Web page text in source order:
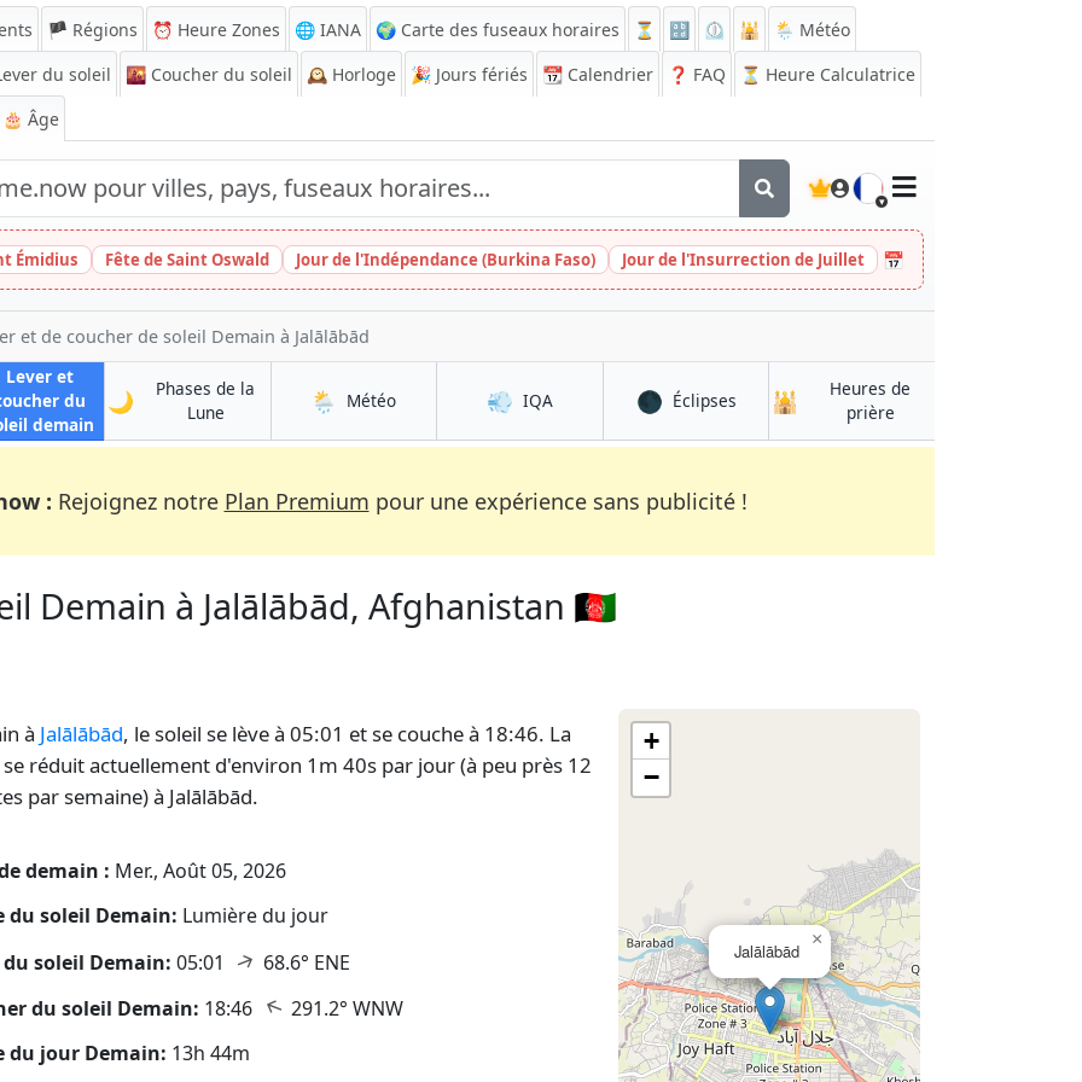
🏴 Régions ⏰ Heure Zones 🌐 IANA 🌍 Carte des fuseaux horaires ⏳ 🔡 ⏲️ 🕌
🌦️ Météo
du soleil 🌇 Coucher du soleil 🕰️ Horloge 🎉 Jours fériés 📆 Calendrier ❓ FAQ
⏳ Heure Calculatrice
🎂 Âge
🇫🇷
Émidius Fête de Saint Oswald Jour de l'Indépendance (Burkina Faso) Jour de l'Insurrection de Juillet 📅
et de coucher de soleil Demain à Jalālābād
Lever et
du
demainà Jalālābād
🌙
Phases de la
Luneà Jalālābād 🌦️ Météoà Jalālābād 💨 IQAà Jalālābād🌑 Éclipsesà Jalālābād
🕌
Heures de
prièreà Jalālābād
: Rejoignez notre Plan Premium pour une expérience sans publicité !
Demain à Jalālābād, Afghanistan 🇦🇫
à Jalālābād, le soleil se lève à 05:01 et se couche à 18:46. La
réduit actuellement d'environ 1m 40s par jour (à peu près 12
par semaine) à Jalālābād.
demain : Mer., Août 05, 2026
du soleil Demain: Lumière du jour
du soleil Demain: 05:01 ↑ 68.6° ENE
du soleil Demain: 18:46 ↑ 291.2° WNW
du jour Demain: 13h 44m
Jalālābād
×
+
−